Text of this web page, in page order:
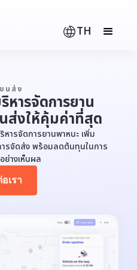
TH
นส่ง
หารจัดการยาน
ส่งให้คุ้มค่าที่สุด
ารจัดการยานพาหนะ เพิ่ม
รจัดส่ง พร้อมลดต้นทุนในการ
ย่างเห็นผล
เรา